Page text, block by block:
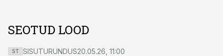
SEOTUD LOOD
ST SISUTURUNDUS20.05.26, 11:00